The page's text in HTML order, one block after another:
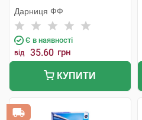
Дарниця ФФ
Є в наявності
від 35.60 грн
КУПИТИ